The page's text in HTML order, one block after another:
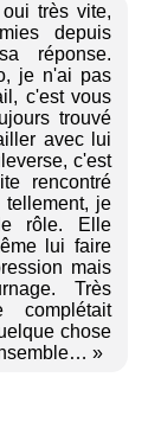
très vite,
depuis
réponse.
je n'ai pas
c'est vous
trouvé
avec lui
c'est
rencontré
tellement, je
rôle. Elle
lui faire
mais
Très
complétait
chose
»